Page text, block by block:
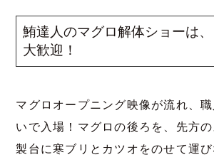
鮪達人のマグロ解体ショーは
大歓迎！
マグロオープニング映像が流れ、
いで入場！マグロの後ろを、先方
製台に寒ブリとカツオをのせて運